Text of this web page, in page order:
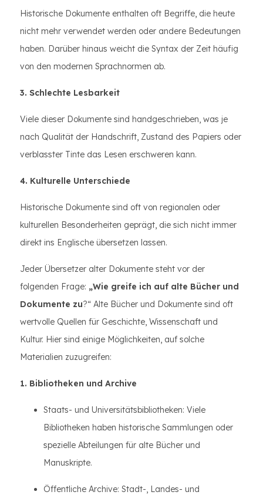
Historische Dokumente enthalten oft Begriffe, die heute
nicht mehr verwendet werden oder andere Bedeutungen
haben. Darüber hinaus weicht die Syntax der Zeit häufig
von den modernen Sprachnormen ab.
3. Schlechte Lesbarkeit
Viele dieser Dokumente sind handgeschrieben, was je
nach Qualität der Handschrift, Zustand des Papiers oder
verblasster Tinte das Lesen erschweren kann.
4. Kulturelle Unterschiede
Historische Dokumente sind oft von regionalen oder
kulturellen Besonderheiten geprägt, die sich nicht immer
direkt ins Englische übersetzen lassen.
Jeder Übersetzer alter Dokumente steht vor der
folgenden Frage: „Wie greife ich auf alte Bücher und
Dokumente zu?“ Alte Bücher und Dokumente sind oft
wertvolle Quellen für Geschichte, Wissenschaft und
Kultur. Hier sind einige Möglichkeiten, auf solche
Materialien zuzugreifen:
1. Bibliotheken und Archive
Staats- und Universitätsbibliotheken: Viele
Bibliotheken haben historische Sammlungen oder
spezielle Abteilungen für alte Bücher und
Manuskripte.
Öffentliche Archive: Stadt-, Landes- und